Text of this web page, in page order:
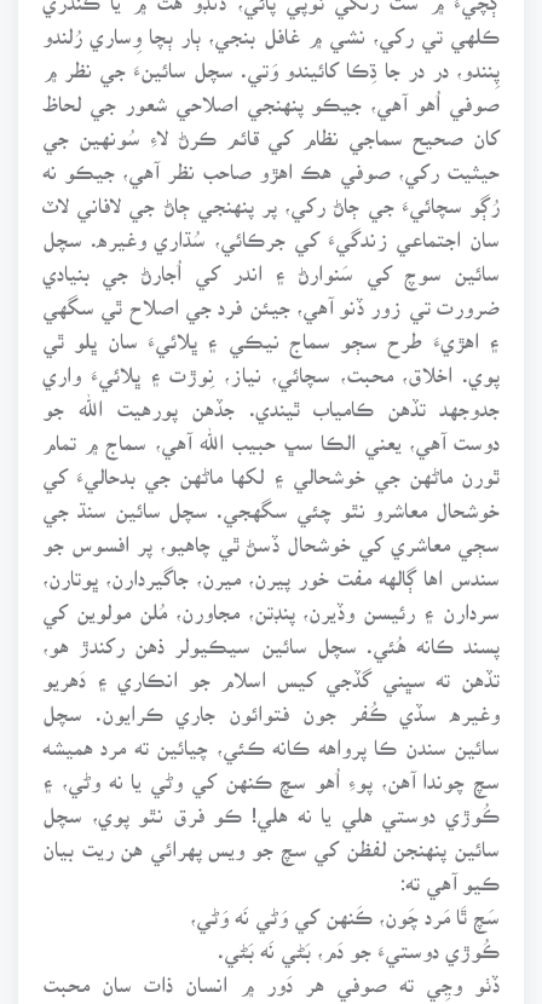
ڪلهي تي رکي، نشي ۾ غافل بنجي، ٻار ٻچا وِساري رُلندو
پِنندو، در در جا ڌِڪا کائيندو وَتي. سچل سائينءَ جي نظر ۾
صوفي اُهو آهي، جيڪو پنهنجي اصلاحي شعور جي لحاظ
کان صحيح سماجي نظام کي قائم ڪرڻ لاءِ سُونهين جي
حيثيت رکي، صوفي هڪ اهڙو صاحب نظر آهي، جيڪو نه
رُڳو سچائيءَ جي ڄاڻ رکي، پر پنهنجي ڄاڻ جي لافاني لاٽ
سان اجتماعي زندگيءَ کي جرڪائي، سُڌاري وغيره. سچل
سائين سوچ کي سَنوارڻ ۽ اندر کي اُجارڻ جي بنيادي
ضرورت تي زور ڏنو آهي، جيئن فرد جي اصلاح ٿي سگهي
۽ اهڙيءَ طرح سڄو سماج نيڪي ۽ ڀلائيءَ سان ڀلو ٿي
پوي. اخلاق، محبت، سچائي، نياز، نِوڙت ۽ ڀلائيءَ واري
جدوجهد تڏهن ڪامياب ٿيندي. جڏهن پورهيت الله جو
دوست آهي، يعني الڪا سڀ حبيب الله آهي، سماج ۾ تمام
ٿورن ماڻهن جي خوشحالي ۽ لکها ماڻهن جي بدحاليءَ کي
خوشحال معاشرو نٿو چئي سگهجي. سچل سائين سنڌ جي
سڄي معاشري کي خوشحال ڏسڻ ٿي چاهيو، پر افسوس جو
سندس اها ڳالهه مفت خور پيرن، ميرن، جاگيردارن، ڀوتارن،
سردارن ۽ رئيسن وڏيرن، پنڊتن، مجاورن، مُلن مولوين کي
پسند ڪانه هُئي. سچل سائين سيڪيولر ذهن رکندڙ هو،
تڏهن ته سڀني گڏجي کيس اسلام جو انڪاري ۽ دَهريو
وغيره سڏي ڪُفر جون فتوائون جاري ڪرايون. سچل
سائين سندن ڪا پرواهه ڪانه ڪئي، چيائين ته مرد هميشه
سچ چوندا آهن، پوءِ اُهو سچ ڪنهن کي وڻي يا نه وڻي، ۽
ڪُوڙي دوستي هلي يا نه هلي! ڪو فرق نٿو پوي، سچل
سائين پنهنجن لفظن کي سچ جو ويس پهرائي هن ريت بيان
ڪيو آهي ته:
سَچ ٿَا مَرد چَون، ڪَنهن کي وَڻي نَه وَڻي،
ڪُوڙي دوستيءَ جو دَم، بَڻي نَه بَڻي.
ڏٺو وڃِي ته صوفي هر دَور ۾ انسان ذات سان محبت